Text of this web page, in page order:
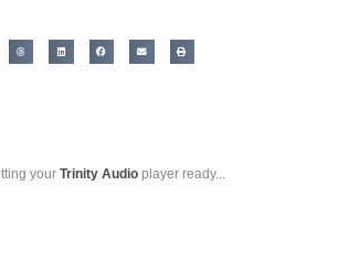
your Trinity Audio player ready...